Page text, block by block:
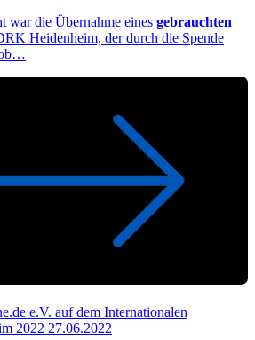
war die Übernahme eines gebrauchten
Heidenheim, der durch die Spende
e.V. auf dem Internationalen
2022 27.06.2022